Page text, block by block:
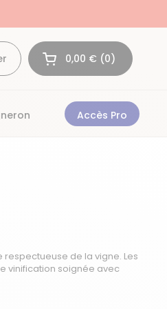
Ouvrir le panier
Mon panier Total:
0,00 € 0
produit dans votre
affaires Accès Pro
de la vigne. Les
vinification soignée avec